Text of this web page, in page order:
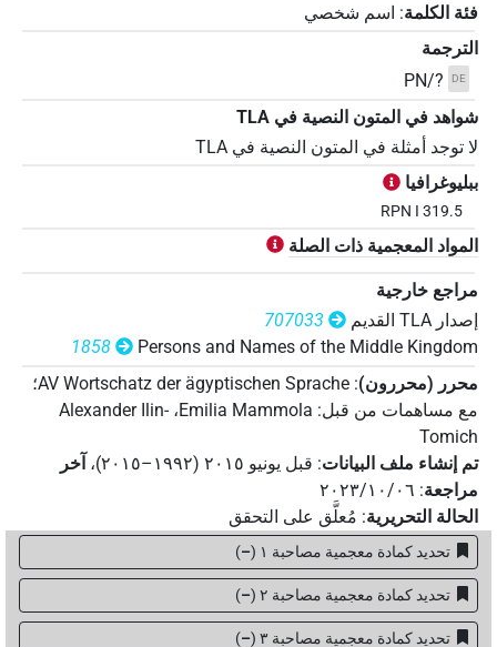
فئة الكلمة: اسم شخصي
الترجمة
DE
PN/?
شواهد في المتون النصية في ‏TLA
لا توجد أمثلة في المتون النصية في ‏TLA
ببليوغرافيا
RPN I 319.5
المواد المعجمية ذات الصلة
مراجع خارجية
إصدار‏ ‏TLA‏ القديم
707033
Persons and Names of the Middle Kingdom
1858
محرر (محررون):
AV Wortschatz der ägyptischen Sprache؛
مع مساهمات من قبل:
Emilia Mammola،Alexander Ilin-
Tomich
تم إنشاء ملف البيانات: قبل يونيو ۲۰۱٥ (۱۹۹۲–۲۰۱٥) ، آخر
مراجعة: ٢٠٢٣/١٠/٠٦
الحالة التحريرية: مُعلَّق على التحقق
تحديد كمادة معجمية مصاحبة ١ –
)
تحديد كمادة معجمية مصاحبة ٢ –
)
تحديد كمادة معجمية مصاحبة ۳ –
)